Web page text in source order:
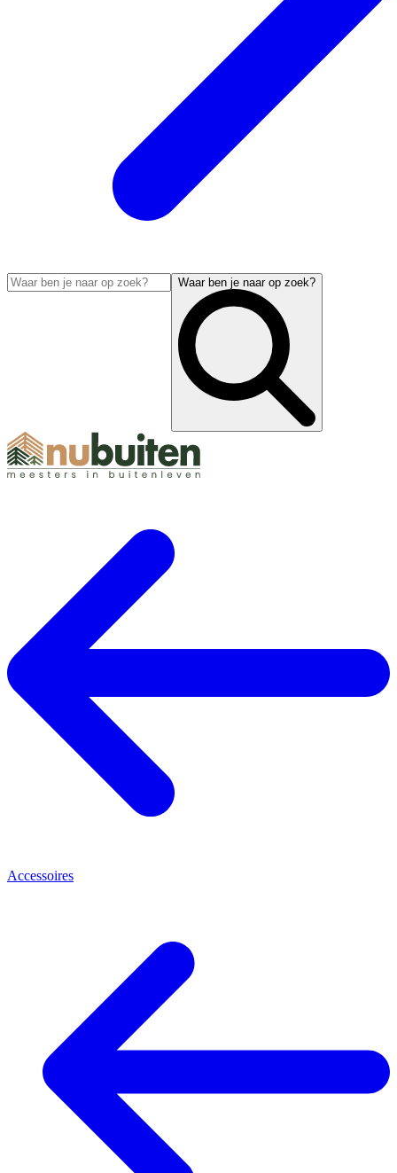
Waar ben je naar op zoek?
Accessoires